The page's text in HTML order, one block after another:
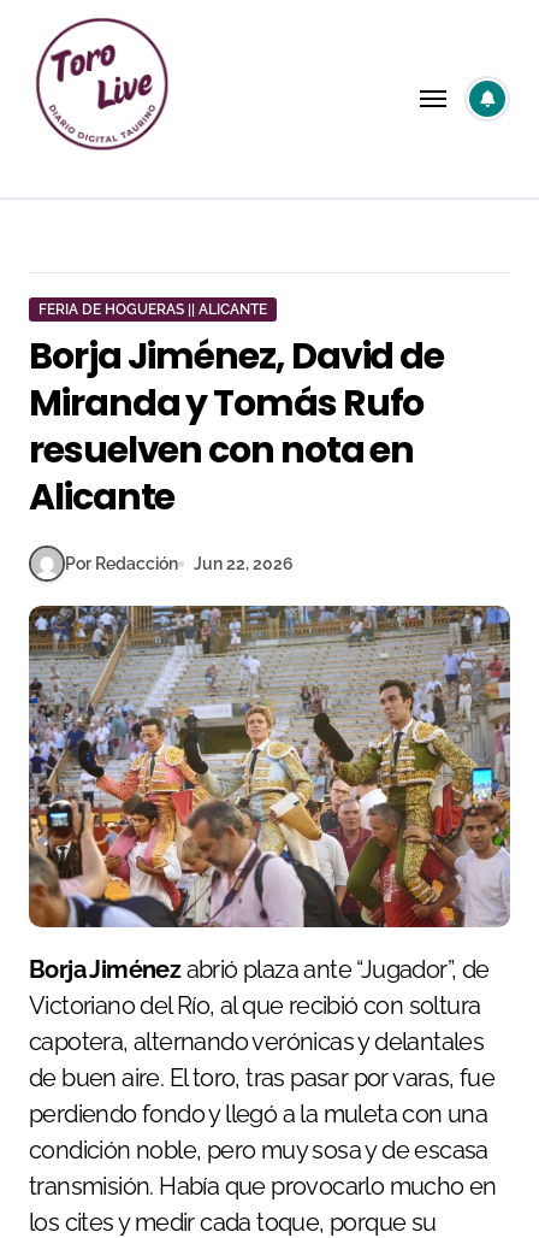
contenido
FERIA DE HOGUERAS || ALICANTE
Borja Jiménez, David de
Miranda y Tomás Rufo
resuelven con nota en
Alicante
Por Redacción Jun 22, 2026
Borja Jiménezabrió plaza ante “Jugador”, de
Victoriano del Río, al que recibió con soltura
capotera, alternando verónicas y delantales
de buen aire. El toro, tras pasar por varas, fue
perdiendo fondo y llegó a la muleta con una
condición noble, pero muy sosa y de escasa
transmisión. Había que provocarlo mucho en
los cites y medir cada toque, porque su